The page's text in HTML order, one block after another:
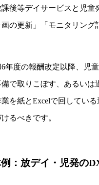
後等デイサービスと児
画の更新」「モニタリン
年度の報酬改定以降、児
で取りこぼす、あるい
を紙とExcelで回してい
るべきです。
：放デイ・児発の